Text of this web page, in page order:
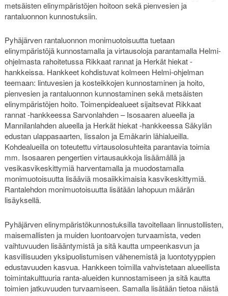
metsäisten elinympäristöjen hoitoon sekä pienvesien ja
rantaluonnon kunnostuksiin.
Pyhäjärven rantaluonnon monimuotoisuutta tuetaan
elinympäristöjä kunnostamalla ja virtausoloja parantamalla Helmi-
ohjelmasta rahoitetussa Rikkaat rannat ja Herkät hiekat -
hankkeissa. Hankkeet kohdistuvat kolmeen Helmi-ohjelman
teemaan: lintuvesien ja kosteikkojen kunnostaminen ja hoito,
pienvesien ja rantaluonnon kunnostaminen sekä metsäisten
elinympäristöjen hoito. Toimenpidealueet sijaitsevat Rikkaat
rannat -hankkeessa Sarvonlahden – Isosaaren alueella ja
Mannilanlahden alueella ja Herkät hiekat -hankkeessa Säkylän
edustan ulappasaarten, Iissalon ja Emäkarin lähialueilla.
Kohdealueilla on toteutettu virtausolosuhteita parantavia toimia
mm. Isosaaren pengertien virtausaukkoja lisäämällä ja
vesikasvikeskittymiä harventamalla ja muodostamalla
monimuotoisuutta lisääviä mosaiikkimaisia kasvikeskittymiä.
Rantalehdon monimuotoisuutta lisätään lahopuun määrän
lisäyksellä.
Pyhäjärven elinympäristökunnostuksilla tavoitellaan linnustollisten,
maisemallisten ja muiden luontoarvojen turvaamista, veden
vaihtuvuuden lisääntymistä ja sitä kautta umpeenkasvun ja
kasvillisuuden yksipuolistumisen vähenemistä ja luontotyyppien
edustavuuden kasvua. Hankkeen toimilla vahvistetaan alueellista
toimintakulttuuria ranta-alueiden kunnostamiseen ja sitä kautta
toimien jatkuvuuden turvaamiseen. Samalla lisätään tietoa näistä